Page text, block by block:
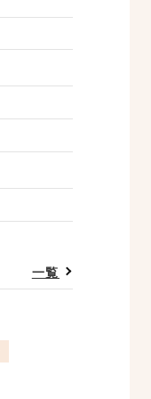
一覧